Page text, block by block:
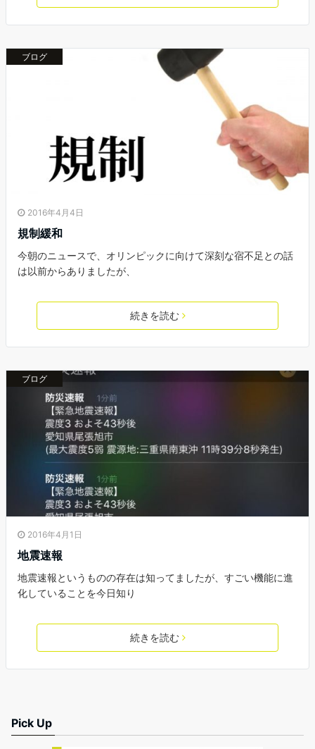
ブログ
2016年4月4日
規制緩和
今朝のニュースで、オリンピックに向けて深刻な宿不足との話
は以前からありましたが、
続きを読む
ブログ
2016年4月1日
地震速報
地震速報というものの存在は知ってましたが、すごい機能に進
化していることを今日知り
続きを読む
Pick Up